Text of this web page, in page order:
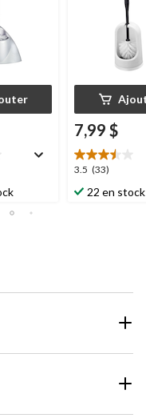
7,99 $
3.5 (33)
3.5
étoile(s)
sur
22 en stock